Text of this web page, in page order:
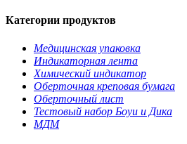
Категории продуктов
Медицинская упаковка
Индикаторная лента
Химический индикатор
Оберточная креповая бумага
Оберточный лист
Тестовый набор Боуи и Дика
МДМ